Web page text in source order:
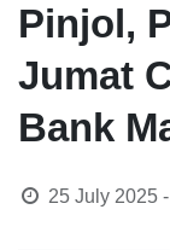
Pinjol,
Jumat
Bank
25 July 2025